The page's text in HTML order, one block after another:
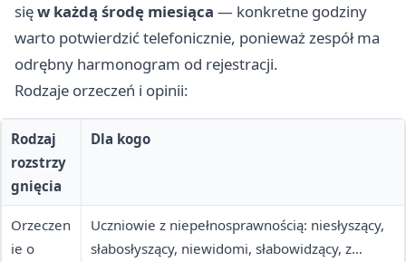
sięw każdą środę miesiąca — konkretne godziny
warto potwierdzić telefonicznie, ponieważ zespół ma
odrębny harmonogram od rejestracji.
Rodzaje orzeczeń i opinii:
Rodzaj
rozstrzy
gnięcia
Dla kogo
Orzeczen
ie o
Uczniowie z niepełnosprawnością: niesłyszący,
słabosłyszący, niewidomi, słabowidzący, z